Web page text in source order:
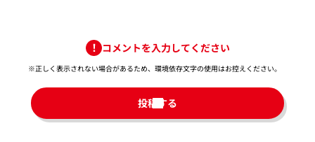
コメントを入力してください
※正しく表示されない場合があるため、環境依存文字の使用はお控えください。​
投稿する